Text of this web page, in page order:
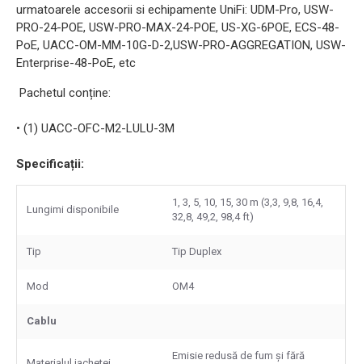
urmatoarele accesorii si echipamente UniFi: UDM-Pro, USW-
PRO-24-POE, USW-PRO-MAX-24-POE, US-XG-6POE, ECS-48-
PoE, UACC-OM-MM-10G-D-2,USW-PRO-AGGREGATION, USW-
Enterprise-48-PoE, etc
Pachetul conține:
• (1) UACC-OFC-M2-LULU-3M
Specificații:
Lungimi disponibile
1, 3, 5, 10, 15, 30 m (3,3, 9,8, 16,4,
32,8, 49,2, 98,4 ft)
Tip Tip Duplex
Mod OM4
Cablu
Emisie redusă de fum și fără